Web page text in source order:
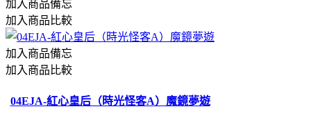
加入商品備忘
加入商品比較
加入商品備忘
加入商品比較
04EJA-紅心皇后（時光怪客A）魔鏡夢遊